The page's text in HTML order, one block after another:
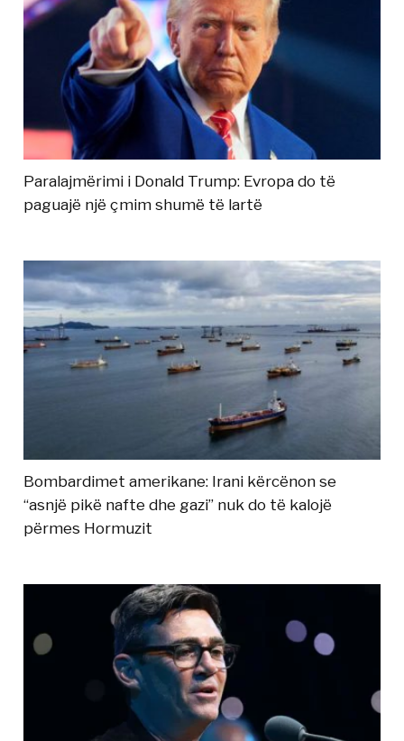
Paralajmërimi i Donald Trump: Evropa do të
paguajë një çmim shumë të lartë
Bombardimet amerikane: Irani kërcënon se
“asnjë pikë nafte dhe gazi” nuk do të kalojë
përmes Hormuzit